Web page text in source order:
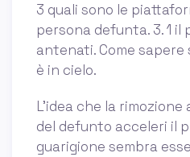
3 quali sono le
persona defunta. 3. 1 il
antenati. Come
è in cielo.
L’idea che la
del defunto acceleri il
guarigione sembra